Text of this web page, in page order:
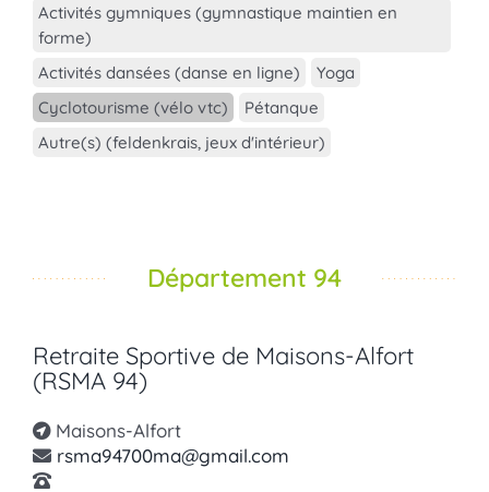
Activités gymniques (gymnastique maintien en
forme)
Activités dansées (danse en ligne)
Yoga
Cyclotourisme (vélo vtc)
Pétanque
Autre(s) (feldenkrais, jeux d'intérieur)
Département 94
Retraite Sportive de Maisons-Alfort
(RSMA 94)
Maisons-Alfort
rsma94700ma@gmail.com